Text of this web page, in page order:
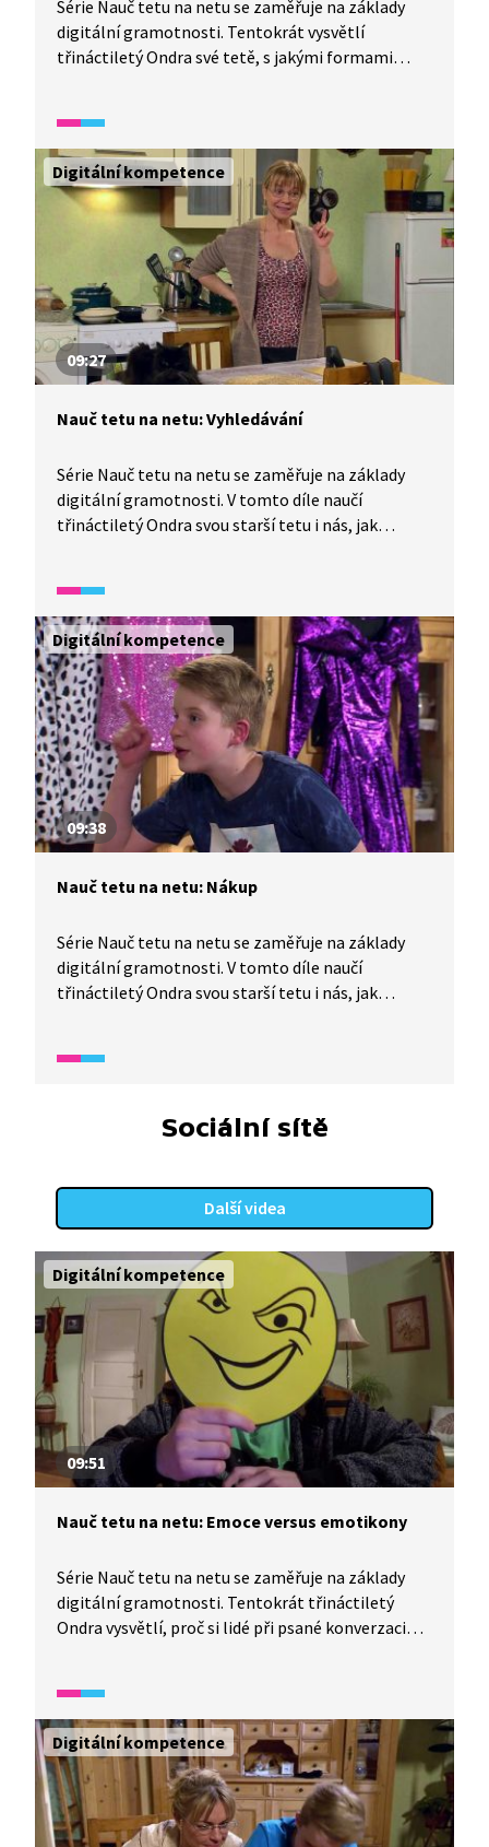
Série Nauč tetu na netu se zaměřuje na základy
digitální gramotnosti. Tentokrát vysvětlí
třináctiletý Ondra své tetě, s jakými formami
Digitální kompetence
09:27
Nauč tetu na netu: Vyhledávání
Série Nauč tetu na netu se zaměřuje na základy
digitální gramotnosti. V tomto díle naučí
třináctiletý Ondra svou starší tetu i nás, jak
Digitální kompetence
09:38
Nauč tetu na netu: Nákup
Série Nauč tetu na netu se zaměřuje na základy
digitální gramotnosti. V tomto díle naučí
třináctiletý Ondra svou starší tetu i nás, jak
Sociální sítě
Další videa
Digitální kompetence
09:51
Nauč tetu na netu: Emoce versus emotikony
Série Nauč tetu na netu se zaměřuje na základy
digitální gramotnosti. Tentokrát třináctiletý
Ondra vysvětlí, proč si lidé při psané konverzaci
Digitální kompetence